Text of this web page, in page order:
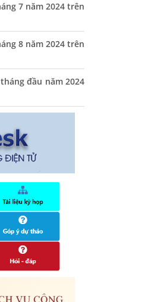
định kỳ của Chủ
mục dịch vụ công
Hệ thống thông
chính tỉnh Phú
7 năm 2024 trên
8 năm 2024 trên
đầu năm 2024